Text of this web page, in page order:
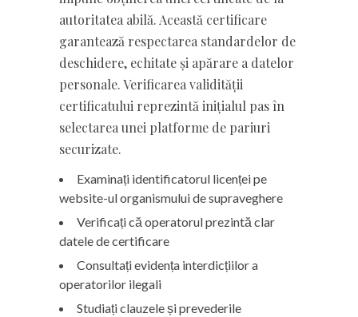
autoritatea abilă. Această certificare
garantează respectarea standardelor de
deschidere, echitate și apărare a datelor
personale. Verificarea validității
certificatului reprezintă inițialul pas în
selectarea unei platforme de pariuri
securizate.
Examinați identificatorul licenței pe
website-ul organismului de supraveghere
Verificați că operatorul prezintă clar
datele de certificare
Consultați evidența interdicțiilor a
operatorilor ilegali
Studiați clauzele și prevederile